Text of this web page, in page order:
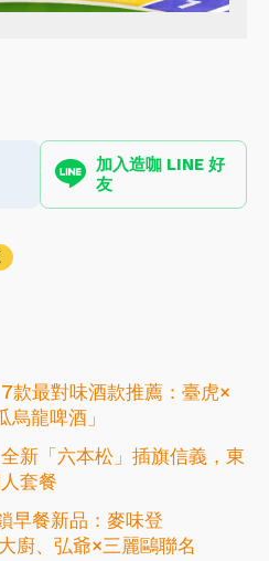
加入造咖 LINE 好
友
款最對味酒款推薦：臺虎×
龍啤酒」
新「六本松」插旗信義，東
套餐
早餐新品：麥味登
廚、弘爺×三麗鷗聯名